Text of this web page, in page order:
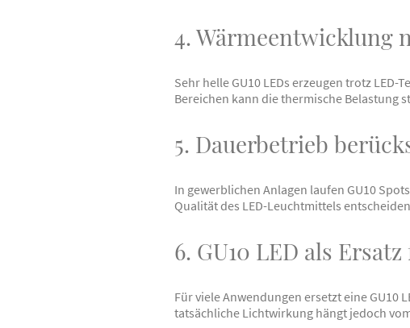
4. Wärmeentwicklung
Sehr helle GU10 LEDs erzeugen trotz
Bereichen kann die thermische Belastung
5. Dauerbetrieb
In gewerblichen Anlagen laufen GU10
Qualität des LED-Leuchtmittels
6. GU10 LED als
Für viele Anwendungen ersetzt eine GU10
tatsächliche Lichtwirkung hängt jedoch